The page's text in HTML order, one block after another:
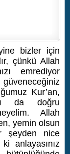
bizler için
çünkü Allah
emrediyor
Kur’an,
da doğru
Allah
yemin olsun
şeyden nice
anlayasınız